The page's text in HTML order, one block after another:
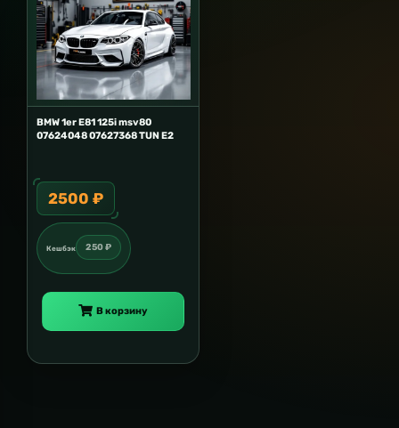
BMW 1er E81 125i msv80
07624048 07627368 TUN E2
2500 ₽
Кешбэк 250 ₽
В корзину